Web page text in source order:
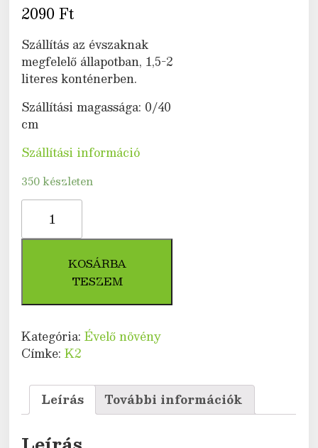
2090Ft
Szállítás az évszaknak
megfelelő állapotban, 1,5-2
literes konténerben.
Szállítási magassága: 0/40
cm
Szállítási információ
350 készleten
Füzéres
díszcsorba
(Liatris
Spicata)
mennyiség
KOSÁRBA
TESZEM
Kategória:Évelő növény
Címke:K2
Leírás További információk